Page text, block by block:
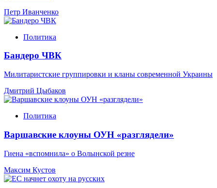
Петр Иванченко
Политика
Бандеро ЧВК
Милитаристские группировки и кланы современной Украины
Дмитрий Цыбаков
Политика
Варшавские клоуны ОУН «разглядели»
Гиена «вспомнила» о Волынской резне
Максим Кустов